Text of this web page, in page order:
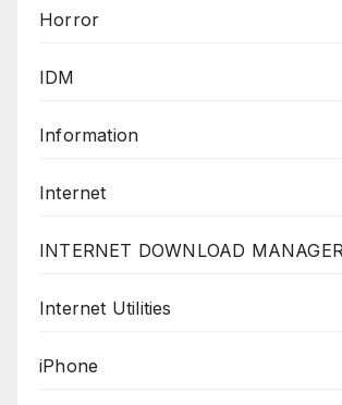
Horror
IDM
Information
Internet
INTERNET DOWNLOAD MANAGER
Internet Utilities
iPhone